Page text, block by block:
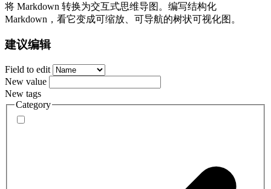
将 Markdown 转换为交互式思维导图。编写结构化
Markdown，看它变成可缩放、可导航的树状可视化图。
建议编辑
Field to edit
New value
New tags
Category